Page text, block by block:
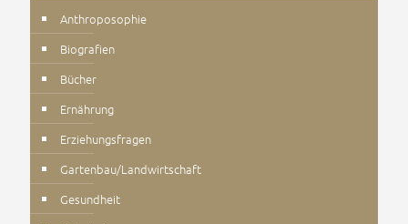
Anthroposophie
Biografien
Bücher
Ernährung
Erziehungsfragen
Gartenbau/Landwirtschaft
Gesundheit